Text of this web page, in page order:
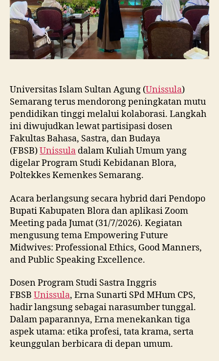
Keterampilan
Public
Speaking
Universitas Islam Sultan Agung (Unissula)
Semarang terus mendorong peningkatan mutu
pendidikan tinggi melalui kolaborasi. Langkah
ini diwujudkan lewat partisipasi dosen
Fakultas Bahasa, Sastra, dan Budaya
(FBSB)Unissula dalam Kuliah Umum yang
digelar Program Studi Kebidanan Blora,
Poltekkes Kemenkes Semarang.
Acara berlangsung secara hybrid dari Pendopo
Bupati Kabupaten Blora dan aplikasi Zoom
Meeting pada Jumat (31/7/2026). Kegiatan
mengusung tema Empowering Future
Midwives: Professional Ethics, Good Manners,
and Public Speaking Excellence.
Dosen Program Studi Sastra Inggris
FBSB Unissula, Erna Sunarti SPd MHum CPS,
hadir langsung sebagai narasumber tunggal.
Dalam paparannya, Erna menekankan tiga
aspek utama: etika profesi, tata krama, serta
keunggulan berbicara di depan umum.